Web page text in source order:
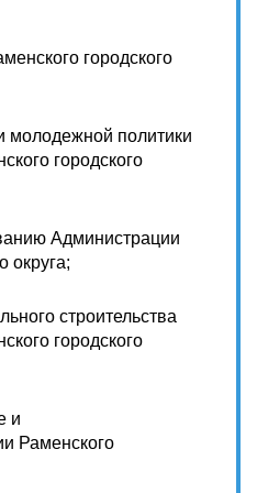
городского
молодежной политики
городского
Администрации
округа;
строительства
городского
и
Раменского